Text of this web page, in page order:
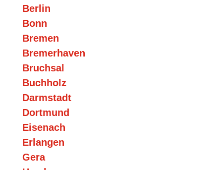
Berlin
Bonn
Bremen
Bremerhaven
Bruchsal
Buchholz
Darmstadt
Dortmund
Eisenach
Erlangen
Gera